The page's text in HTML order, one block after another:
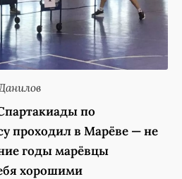
по
проходил в Марёве — не
годы марёвцы
хорошими